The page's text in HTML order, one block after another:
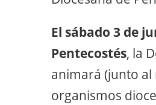
El sábado 3 de
Pentecostés, la
animará (junto al
organismos